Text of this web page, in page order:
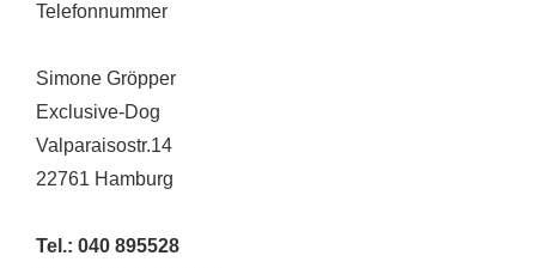
Telefonnummer
Simone Gröpper
Exclusive-Dog
Valparaisostr.14
22761 Hamburg
Tel.: 040 895528